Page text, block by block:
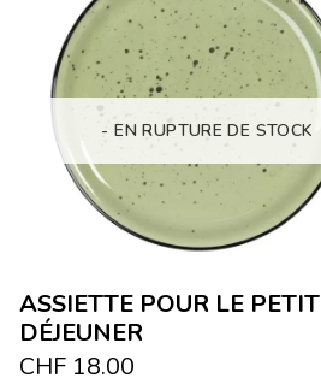
- EN RUPTURE DE STOCK
ASSIETTE POUR LE PETIT
DÉJEUNER
CHF 18.00